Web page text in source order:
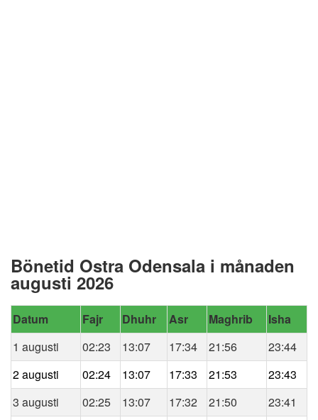
Bönetid Ostra Odensala i månaden
augusti 2026
Datum Fajr Dhuhr Asr Maghrib
Isha
1 augusti
02:23 13:07 17:34 21:56
23:44
2 augusti
02:24 13:07 17:33 21:53
23:43
3 augusti
02:25 13:07 17:32 21:50
23:41